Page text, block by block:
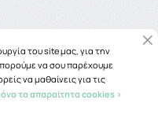
phancy.gr
του site μας, για την
να σου παρέχουμε
να μαθαίνεις για τις
τα απαραίτητα cookies >